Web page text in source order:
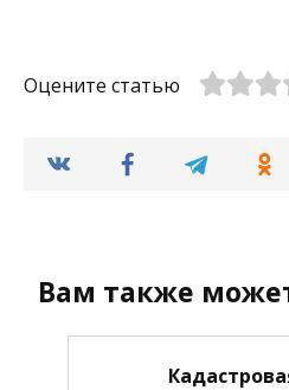
Оцените статью
Вам также